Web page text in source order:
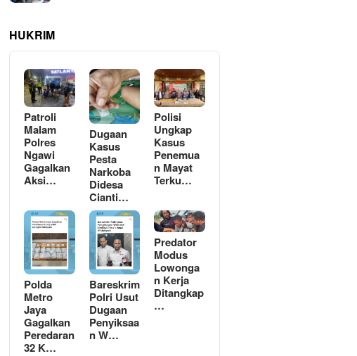
HUKRIM
Patroli
Malam
Polres
Ngawi
Gagalkan
Aksi…
Dugaan
Kasus
Pesta
Narkoba
Didesa
Cianti…
Polisi
Ungkap
Kasus
Penemua
n Mayat
Terku…
Polda
Metro
Jaya
Gagalkan
Peredaran
32 K…
Bareskrim
Polri Usut
Dugaan
Penyiksaa
n W…
Predator
Modus
Lowonga
n Kerja
Ditangkap
…